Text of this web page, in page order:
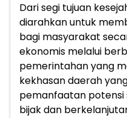
Dari segi tujuan
diarahkan untuk
bagi masyarakat
ekonomis melalui
pemerintahan yang
kekhasan daerah
pemanfaatan potensi
bijak dan